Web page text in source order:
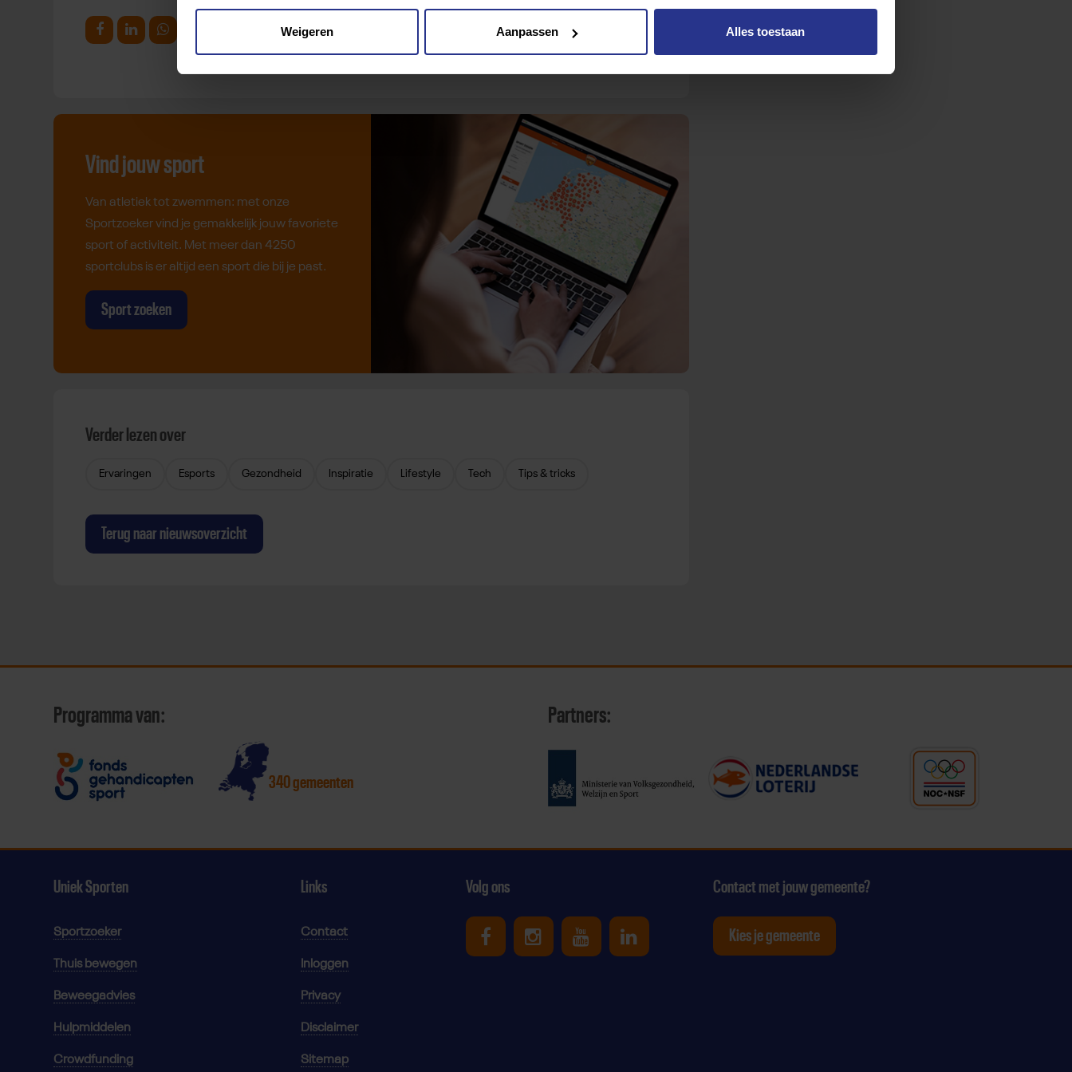
Weigeren Aanpassen Alles toestaan
Deel op Facebook
Deel op LinkedinDeel op Whatsapp
Vind jouw sport
Van atletiek tot zwemmen: met onze
Sportzoeker vind je gemakkelijk jouw favoriete
sport of activiteit. Met meer dan 4250
sportclubs is er altijd een sport die bij je past.
Sport zoeken
Verder lezen over
Ervaringen Esports Gezondheid Inspiratie Lifestyle Tech Tips & tricks
Terug naar nieuwsoverzicht
Programma van:
340 gemeenten
Partners:
Uniek Sporten
Sportzoeker
Thuis bewegen
Beweegadvies
Hulpmiddelen
Crowdfunding
Links
Contact
Inloggen
Privacy
Disclaimer
Sitemap
Volg ons
Uniek Sporten op Facebook
Uniek Sporten op Instagram
Uniek Sporten op Youtube
Uniek Sporten op Linkedin
Contact met jouw gemeente?
Kies je gemeente